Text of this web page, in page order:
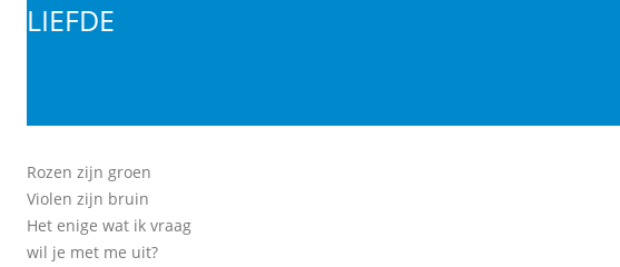
LIEFDE
Rozen zijn groen
Violen zijn bruin
Het enige wat ik vraag
wil je met me uit?